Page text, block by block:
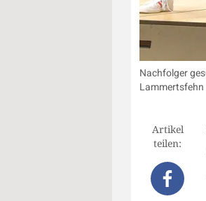
Nachfolger
Artikel
teilen: